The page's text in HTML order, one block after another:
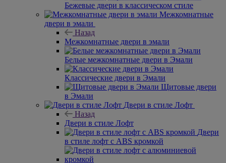
Бежевые двери в классическом стиле
Межкомнатные
двери в эмали
Назад
Межкомнатные двери в эмали
Белые межкомнатные двери в Эмали
Классические двери в Эмали
Щитовые двери
в Эмали
Двери в стиле Лофт
Назад
Двери в стиле Лофт
Двери
в стиле лофт с ABS кромкой